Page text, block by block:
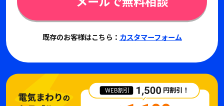
既存のお客様はこちら： カスタマーフォーム